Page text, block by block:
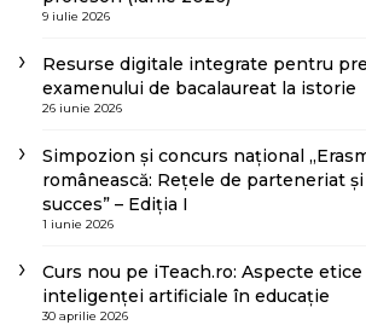
9 iulie 2026
Resurse digitale integrate pentru
examenului de bacalaureat la istorie
26 iunie 2026
Simpozion și concurs național
românească: Rețele de parteneriat
succes” – Ediția I
1 iunie 2026
Curs nou pe iTeach.ro: Aspecte
inteligenței artificiale în educație
30 aprilie 2026